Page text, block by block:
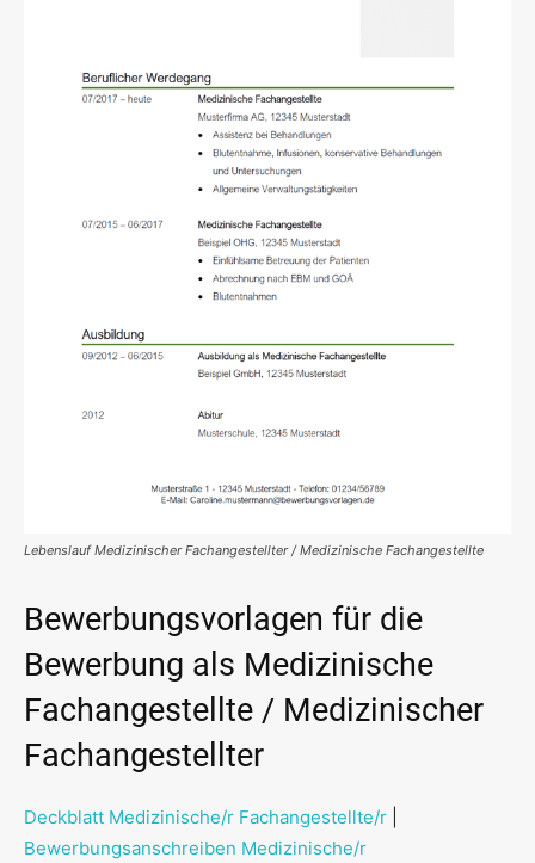
Lebenslauf Medizinischer Fachangestellter / Medizinische Fachangestellte
Bewerbungsvorlagen für die
Bewerbung als Medizinische
Fachangestellte / Medizinischer
Fachangestellter
Deckblatt Medizinische/r Fachangestellte/r
Bewerbungsanschreiben Medizinische/r